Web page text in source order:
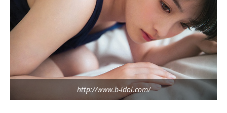
http://www.b-idol.com/